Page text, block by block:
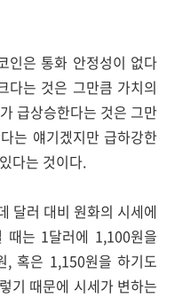
인은 통화 안정성이 없다
다는 것은 그만큼 가치의
급상승한다는 것은 그만
는 얘기겠지만 급하강한
다는 것이다.
달러 대비 원화의 시세에
때는 1달러에 1,100원을
, 혹은 1,150원을 하기도
기 때문에 시세가 변하는